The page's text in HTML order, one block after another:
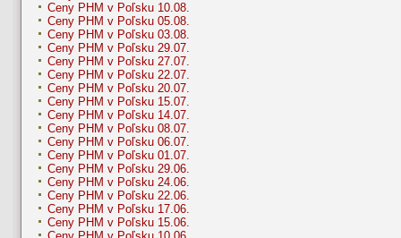
Ceny PHM v Poľsku 10.08.
Ceny PHM v Poľsku 05.08.
Ceny PHM v Poľsku 03.08.
Ceny PHM v Poľsku 29.07.
Ceny PHM v Poľsku 27.07.
Ceny PHM v Poľsku 22.07.
Ceny PHM v Poľsku 20.07.
Ceny PHM v Poľsku 15.07.
Ceny PHM v Poľsku 14.07.
Ceny PHM v Poľsku 08.07.
Ceny PHM v Poľsku 06.07.
Ceny PHM v Poľsku 01.07.
Ceny PHM v Poľsku 29.06.
Ceny PHM v Poľsku 24.06.
Ceny PHM v Poľsku 22.06.
Ceny PHM v Poľsku 17.06.
Ceny PHM v Poľsku 15.06.